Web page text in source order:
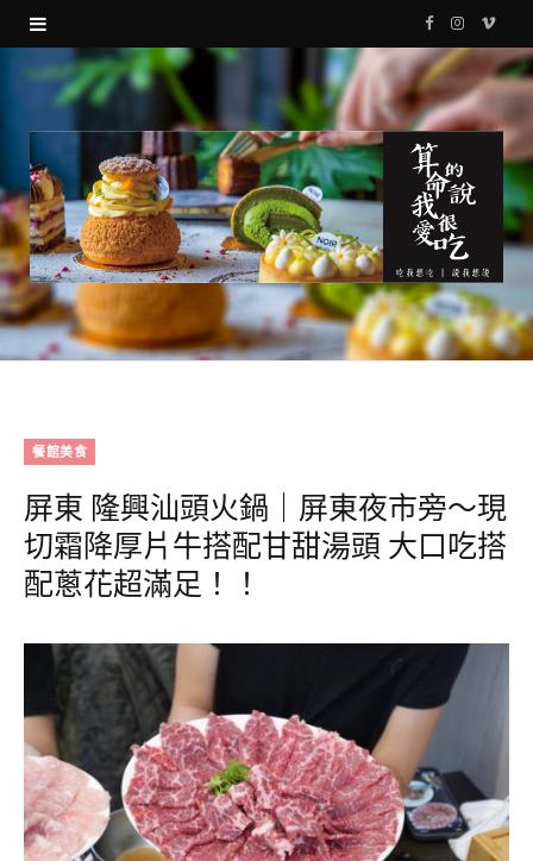
F
a
c
e
b
o
k
I
s
g
r
a
V
i
餐館美食
屏東 隆興汕頭火鍋｜屏東夜市旁～現
切霜降厚片牛搭配甘甜湯頭 大口吃搭
配蔥花超滿足！！